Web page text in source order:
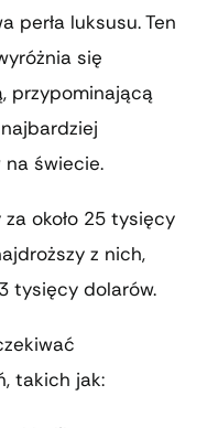
perła luksusu. Ten
się
przypominającą
świecie.
około 25 tysięcy
z nich,
tysięcy dolarów.
takich jak: